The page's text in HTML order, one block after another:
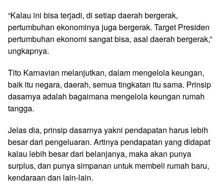
“Kalau ini bisa terjadi, di setiap daerah bergerak,
pertumbuhan ekonominya juga bergerak. Target Presiden
pertumbuhan ekonomi sangat bisa, asal daerah bergerak,”
ungkapnya.
Tito Karnavian melanjutkan, dalam mengelola keungan,
baik itu negara, daerah, semua tingkatan itu sama. Prinsip
dasarnya adalah bagaimana mengelola keungan rumah
tangga.
Jelas dia, prinsip dasarnya yakni pendapatan harus lebih
besar dari pengeluaran. Artinya pendapatan yang didapat
kalau lebih besar dari belanjanya, maka akan punya
surplus, dan punya simpanan untuk membeli rumah baru,
kendaraan dan lain-lain.